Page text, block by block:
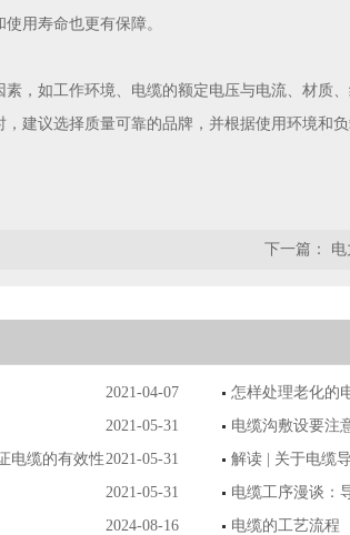
用寿命也更有保障。
，如工作环境、电缆的额定电压与电流、材质
建议选择质量可靠的品牌，并根据使用环境和
下一篇：
2021-04-07
怎样处理老化的
2021-05-31
电缆沟敷设要注
2021-05-31
电缆的有效性
解读 | 关于电缆
2021-05-31
电缆工序漫谈：
2024-08-16
电缆的工艺流程